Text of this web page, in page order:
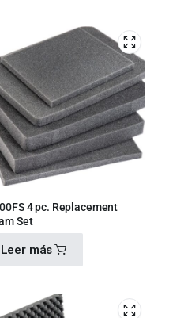
4 pc. Replacement
Set
Leer más